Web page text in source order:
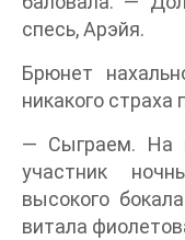
спесь, Арэйя.
Брюнет
никакого страха
— Сыграем. На
участник
высокого
витала